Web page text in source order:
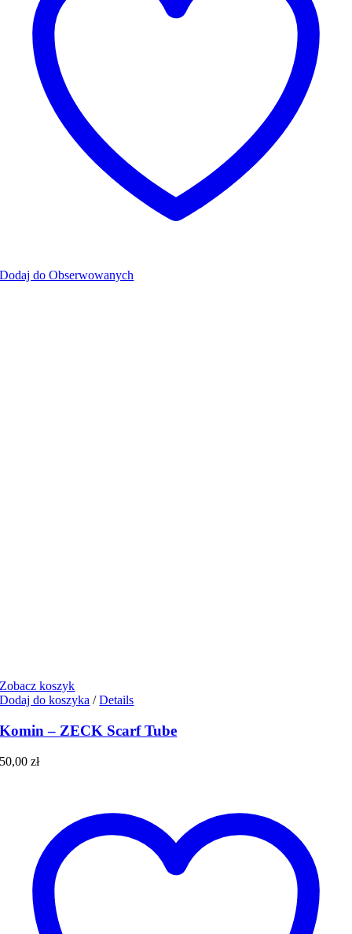
Dodaj do Obserwowanych
Zobacz koszyk
Dodaj do koszyka / Details
Komin – ZECK Scarf Tube
50,00zł